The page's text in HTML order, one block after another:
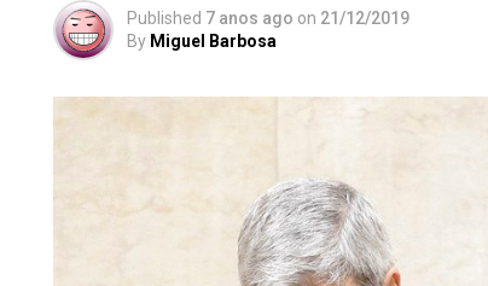
Published 7 anos ago on 21/12/2019
By Miguel Barbosa